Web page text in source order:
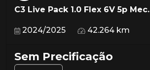
C3 Live Pack 1.0 Flex 6V 5p Mec.
2024/2025 42.264 km
Sem Precificação